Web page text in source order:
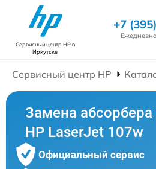
Сервисный центр HPв
Иркутске
+7
Сервисный центр HP
Замена абсорбера
HP LaserJet 107w
Официальный сервис